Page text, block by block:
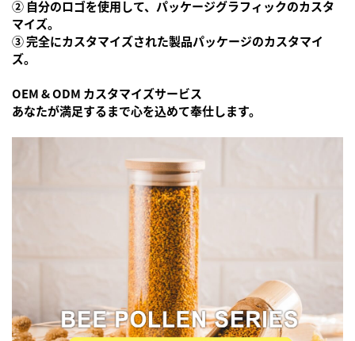
② 自分のロゴを使用して、パッケージグラフィックのカスタ
マイズ。
③ 完全にカスタマイズされた製品パッケージのカスタマイ
ズ。
OEM & ODM カスタマイズサービス
あなたが満足するまで心を込めて奉仕します。